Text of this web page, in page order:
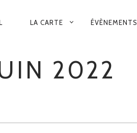
LA CARTE ÉVÈNEMENTS
2022